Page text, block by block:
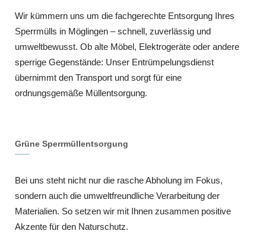
Wir kümmern uns um die fachgerechte Entsorgung Ihres
Sperrmülls in Möglingen – schnell, zuverlässig und
umweltbewusst. Ob alte Möbel, Elektrogeräte oder andere
sperrige Gegenstände: Unser Entrümpelungsdienst
übernimmt den Transport und sorgt für eine
ordnungsgemäße Müllentsorgung.
Grüne Sperrmüllentsorgung
Bei uns steht nicht nur die rasche Abholung im Fokus,
sondern auch die umweltfreundliche Verarbeitung der
Materialien. So setzen wir mit Ihnen zusammen positive
Akzente für den Naturschutz.